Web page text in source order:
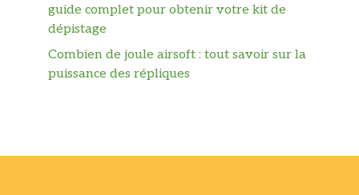
guide complet pour obtenir votre kit de
dépistage
Combien de joule airsoft : tout savoir sur la
puissance des répliques